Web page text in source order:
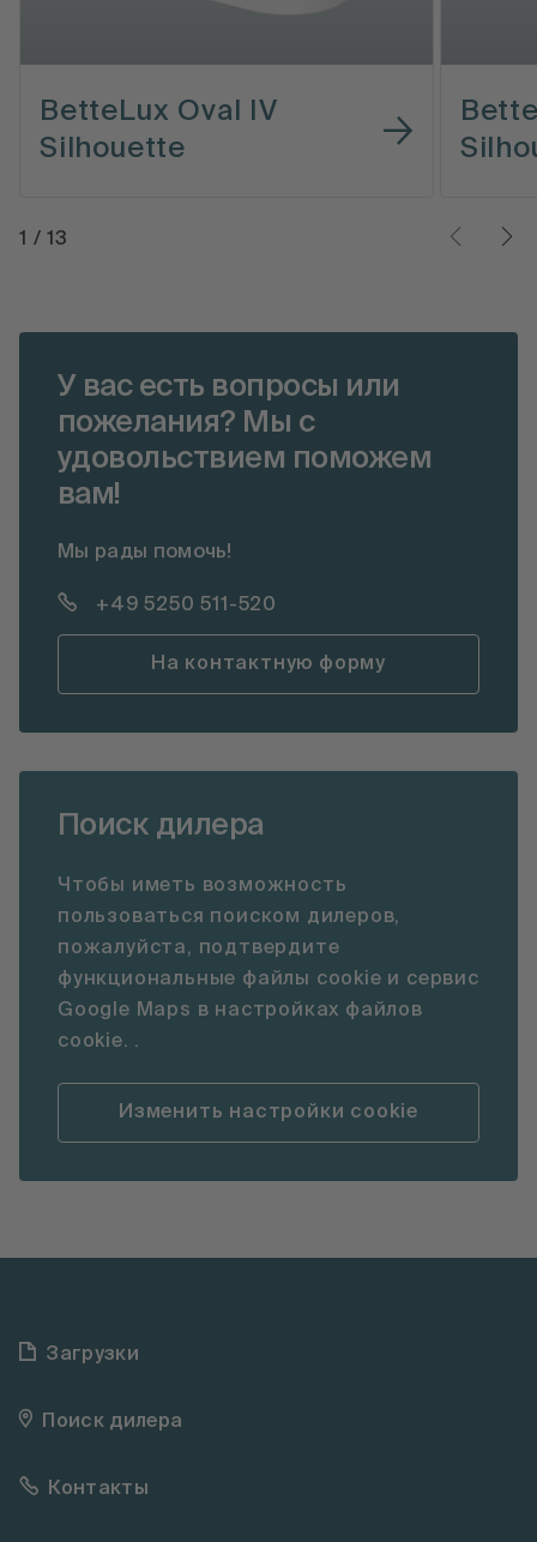
BetteLux Oval IV
Silhouette
1 /13
У вас есть вопросы или
пожелания? Мы с
удовольствием поможем
вам!
Мы рады помочь!
+49 5250 511-520
На контактную форму
Поиск дилера
Чтобы иметь возможность
пользоваться поиском дилеров,
пожалуйста, подтвердите
функциональные файлы cookie и сервис
Google Maps в настройках файлов
cookie. .
Изменить настройки cookie
Загрузки
Поиск дилера
Контакты